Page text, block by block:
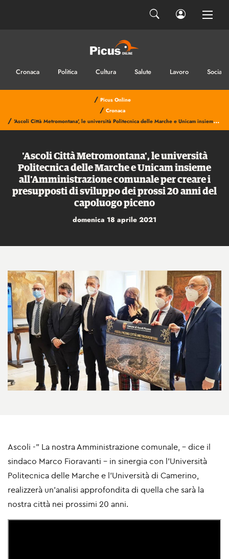
Cronaca Politica Cultura Salute Lavoro Sociale
/ Picus Online
/ Cronaca
/ 'Ascoli Città Metromontana', le università Politecnica delle Marche e Unicam insieme all'Amministrazione comunale per creare i presupposti di sviluppo dei prossi 20 anni del capoluogo piceno
'Ascoli Città Metromontana', le università
Politecnica delle Marche e Unicam insieme
all'Amministrazione comunale per creare i
presupposti di sviluppo dei prossi 20 anni del
capoluogo piceno
domenica 18 aprile 2021
Ascoli -" La nostra Amministrazione comunale, - dice il
sindaco Marco Fioravanti - in sinergia con l’Università
Politecnica delle Marche e l’Università di Camerino,
realizzerà un’analisi approfondita di quella che sarà la
nostra città nei prossimi 20 anni.